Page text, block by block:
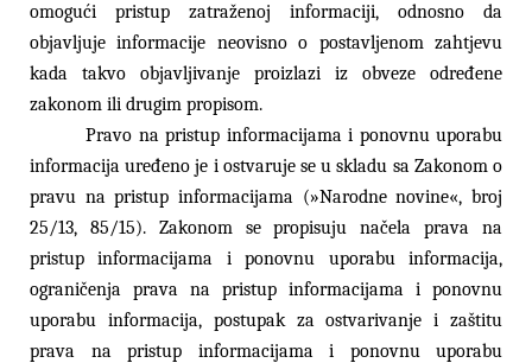
omogući pristup zatraženoj informaciji, odnosno da
objavljuje informacije neovisno o postavljenom zahtjevu
kada takvo objavljivanje proizlazi iz obveze određene
zakonom ili drugim propisom.
Pravo na pristup informacijama i ponovnu uporabu
informacija uređeno je i ostvaruje se u skladu sa Zakonom o
pravu na pristup informacijama (»Narodne novine«, broj
25/13, 85/15). Zakonom se propisuju načela prava na
pristup informacijama i ponovnu uporabu informacija,
ograničenja prava na pristup informacijama i ponovnu
uporabu informacija, postupak za ostvarivanje i zaštitu
prava na pristup informacijama i ponovnu uporabu